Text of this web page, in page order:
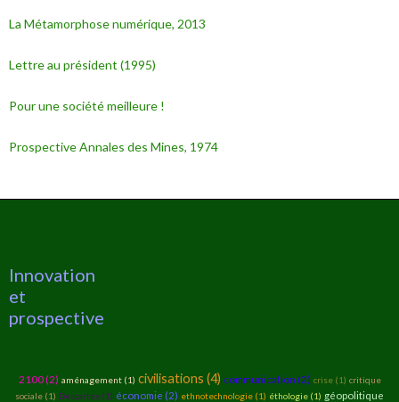
La Métamorphose numérique, 2013
Lettre au président (1995)
Pour une société meilleure !
Prospective Annales des Mines, 1974
Innovation
et
prospective
2100 (2) aménagement (1) civilisations (4) communication (2) crise (1) critique
sociale (1) Descartes (1) économie (2) ethnotechnologie (1) éthologie (1) géopolitique